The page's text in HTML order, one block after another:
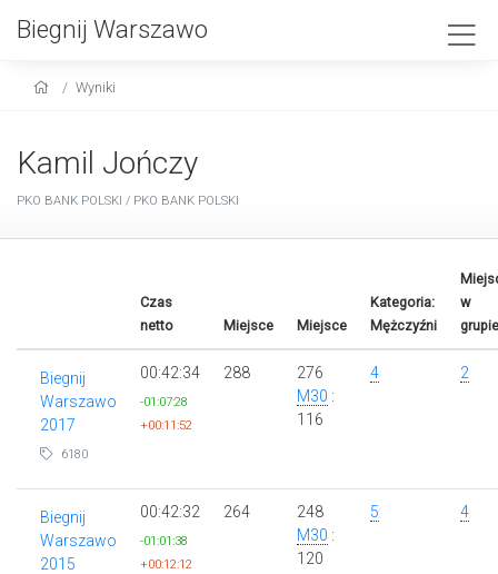
Biegnij Warszawo
Wyniki
Kamil Jończy
PKO BANK POLSKI / PKO BANK POLSKI
Czas
netto
Miejsce Miejsce
Kategoria:
Mężczyźni
w
grupie
Biegnij
Warszawo
2017
6180
00:42:34
-01:07:28
+00:11:52
288
276
M30 :
116
4 2
Biegnij
Warszawo
2015
00:42:32
-01:01:38
+00:12:12
264
248
M30 :
120
5 4